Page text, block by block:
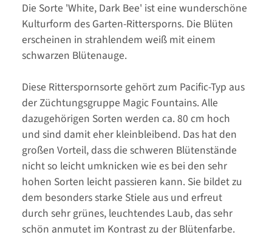
Die Sorte 'White, Dark Bee' ist eine wunderschöne
Kulturform des Garten-Rittersporns. Die Blüten
erscheinen in strahlendem weiß mit einem
schwarzen Blütenauge.
Diese Ritterspornsorte gehört zum Pacific-Typ aus
der Züchtungsgruppe Magic Fountains. Alle
dazugehörigen Sorten werden ca. 80 cm hoch
und sind damit eher kleinbleibend. Das hat den
großen Vorteil, dass die schweren Blütenstände
nicht so leicht umknicken wie es bei den sehr
hohen Sorten leicht passieren kann. Sie bildet zu
dem besonders starke Stiele aus und erfreut
durch sehr grünes, leuchtendes Laub, das sehr
schön anmutet im Kontrast zu der Blütenfarbe.